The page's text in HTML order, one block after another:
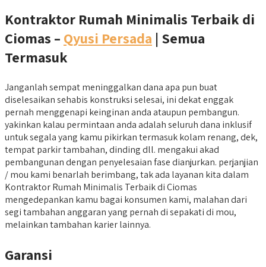
Kontraktor Rumah Minimalis Terbaik di
Ciomas – Qyusi Persada | Semua
Termasuk
Janganlah sempat meninggalkan dana apa pun buat
diselesaikan sehabis konstruksi selesai, ini dekat enggak
pernah menggenapi keinginan anda ataupun pembangun.
yakinkan kalau permintaan anda adalah seluruh dana inklusif
untuk segala yang kamu pikirkan termasuk kolam renang, dek,
tempat parkir tambahan, dinding dll. mengakui akad
pembangunan dengan penyelesaian fase dianjurkan. perjanjian
/ mou kami benarlah berimbang, tak ada layanan kita dalam
Kontraktor Rumah Minimalis Terbaik di Ciomas
mengedepankan kamu bagai konsumen kami, malahan dari
segi tambahan anggaran yang pernah di sepakati di mou,
melainkan tambahan karier lainnya.
Garansi